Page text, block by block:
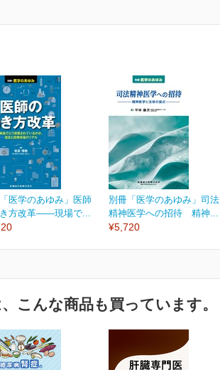
医学のあゆみ」医師
方改革――現場で...
別冊「医学のあゆみ」司法
精神医学への招待 精神...
¥5,720
こんな商品も買っています。